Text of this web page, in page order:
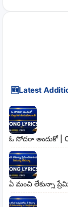
🆕Latest
ఓ సోదరా అందుకో | O
ఏ మంచి లేకున్నా